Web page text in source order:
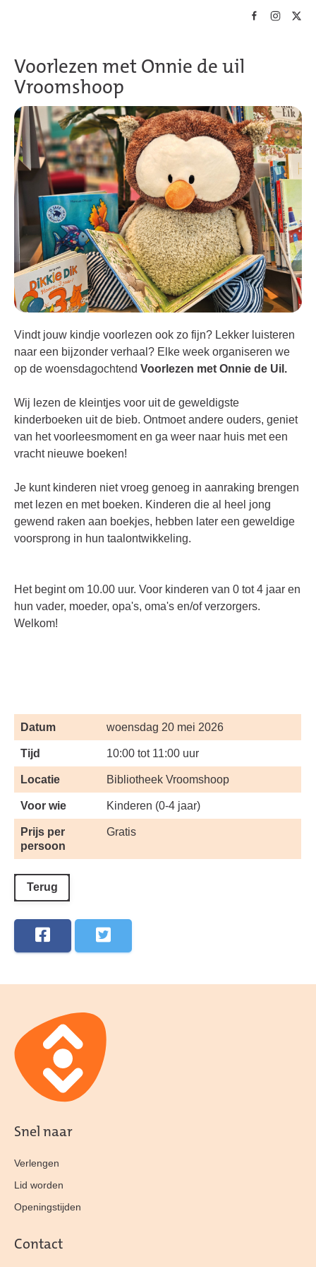
Voorlezen met Onnie de uil
Vroomshoop
Vindt jouw kindje voorlezen ook zo fijn? Lekker luisteren
naar een bijzonder verhaal? Elke week organiseren we
op de woensdagochtend Voorlezen met Onnie de Uil.
Wij lezen de kleintjes voor uit de geweldigste
kinderboeken uit de bieb. Ontmoet andere ouders, geniet
van het voorleesmoment en ga weer naar huis met een
vracht nieuwe boeken!
Je kunt kinderen niet vroeg genoeg in aanraking brengen
met lezen en met boeken. Kinderen die al heel jong
gewend raken aan boekjes, hebben later een geweldige
voorsprong in hun taalontwikkeling.
Het begint om 10.00 uur. Voor kinderen van 0 tot 4 jaar en
hun vader, moeder, opa's, oma's en/of verzorgers.
Welkom!
Datum woensdag 20 mei 2026
Tijd 10:00 tot 11:00 uur
Locatie Bibliotheek Vroomshoop
Voor wie Kinderen (0-4 jaar)
Prijs per
persoon
Gratis
Terug
Snel naar
Verlengen
Lid worden
Openingstijden
Contact